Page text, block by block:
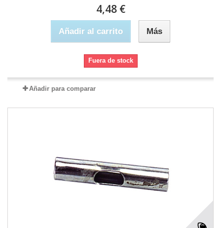
4,48 €
Añadir al carrito Más
Fuera de stock
Añadir para comparar